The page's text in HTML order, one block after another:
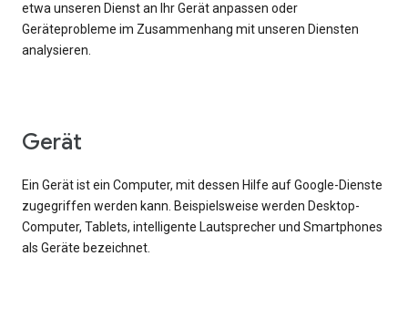
etwa unseren Dienst an Ihr Gerät anpassen oder
Geräteprobleme im Zusammenhang mit unseren Diensten
analysieren.
Gerät
Ein Gerät ist ein Computer, mit dessen Hilfe auf Google-Dienste
zugegriffen werden kann. Beispielsweise werden Desktop-
Computer, Tablets, intelligente Lautsprecher und Smartphones
als Geräte bezeichnet.